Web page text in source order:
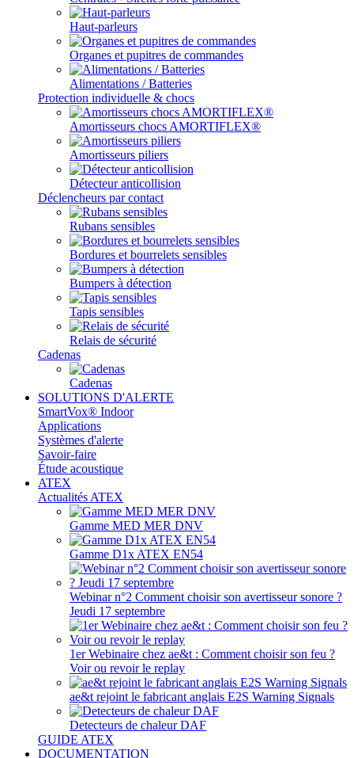
Haut-parleurs
Organes et pupitres de commandes
Alimentations / Batteries
Protection individuelle & chocs
Amortisseurs chocs AMORTIFLEX®
Amortisseurs piliers
Détecteur anticollision
Déclencheurs par contact
Rubans sensibles
Bordures et bourrelets sensibles
Bumpers à détection
Tapis sensibles
Relais de sécurité
Cadenas
Cadenas
SOLUTIONS D'ALERTE
SmartVox® Indoor
Applications
Systèmes d'alerte
Savoir-faire
Étude acoustique
ATEX
Actualités ATEX
Gamme MED MER DNV
Gamme D1x ATEX EN54
Webinar n°2 Comment choisir son avertisseur sonore ?
Jeudi 17 septembre
1er Webinaire chez ae&t : Comment choisir son feu ?
Voir ou revoir le replay
ae&t rejoint le fabricant anglais E2S Warning Signals
Detecteurs de chaleur DAF
GUIDE ATEX
DOCUMENTATION